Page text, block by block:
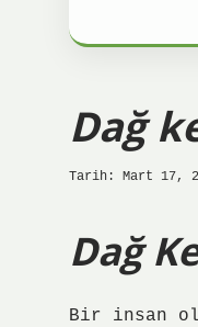
Dağ
Tarih: Mart 17,
Dağ
Bir insan